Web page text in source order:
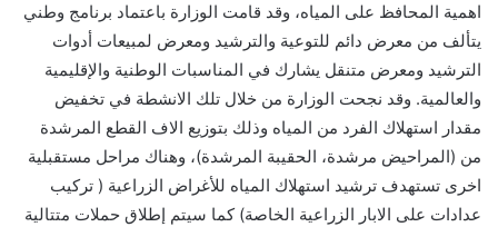
اهمية المحافظ على المياه، وقد قامت الوزارة باعتماد برنامج وطني
يتألف من معرض دائم للتوعية والترشيد ومعرض لمبيعات أدوات
الترشيد ومعرض متنقل يشارك في المناسبات الوطنية والإقليمية
والعالمية. وقد نجحت الوزارة من خلال تلك الانشطة في تخفيض
مقدار استهلاك الفرد من المياه وذلك بتوزيع الاف القطع المرشدة
من (المراحيض مرشدة، الحقيبة المرشدة)، وهناك مراحل مستقبلية
اخرى تستهدف ترشيد استهلاك المياه للأغراض الزراعية ( تركيب
عدادات على الابار الزراعية الخاصة) كما سيتم إطلاق حملات متتالية